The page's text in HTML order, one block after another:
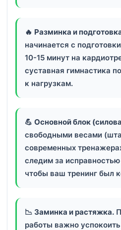
🔥 Разминка и
начинается с
10-15 минут на
суставная гимнастика
к нагрузкам.
💪 Основной блок
свободными весами
современных
следим за
чтобы ваш тренинг был
📉 Заминка и растяжка.
работы важно